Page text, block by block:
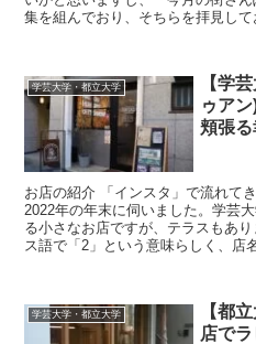
集を組んでおり、そちらを拝見し
学芸大学・都立大学
【学
ゥア
頬張る
お店の紹介 「インスタ」で流れて
2022年の年末に伺いました。学芸
る小さなお店ですが、テラスもあ
ス語で「2」という意味らしく、店
学芸大学・都立大学
【都
店で